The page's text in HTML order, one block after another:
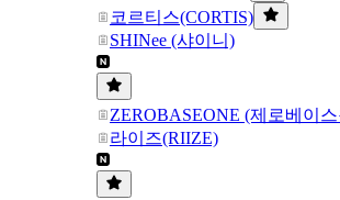
코르티스(CORTIS)
SHINee (샤이니)
ZEROBASEONE (제로베이
라이즈(RIIZE)